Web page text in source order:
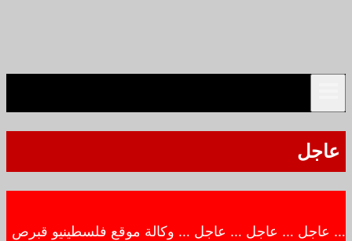
عاجل
… عاجل … عاجل … عاجل … وكالة موقع فلسطينيو قبرص